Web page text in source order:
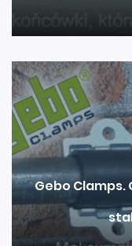
Gebo